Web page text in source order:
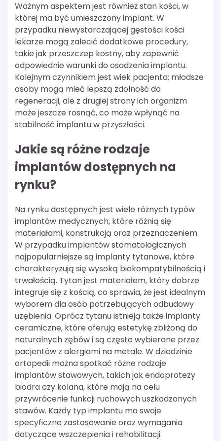
Ważnym aspektem jest również stan kości, w
której ma być umieszczony implant. W
przypadku niewystarczającej gęstości kości
lekarze mogą zalecić dodatkowe procedury,
takie jak przeszczep kostny, aby zapewnić
odpowiednie warunki do osadzenia implantu.
Kolejnym czynnikiem jest wiek pacjenta; młodsze
osoby mogą mieć lepszą zdolność do
regeneracji, ale z drugiej strony ich organizm
może jeszcze rosnąć, co może wpłynąć na
stabilność implantu w przyszłości.
Jakie są różne rodzaje
implantów dostępnych na
rynku?
Na rynku dostępnych jest wiele różnych typów
implantów medycznych, które różnią się
materiałami, konstrukcją oraz przeznaczeniem.
W przypadku implantów stomatologicznych
najpopularniejsze są implanty tytanowe, które
charakteryzują się wysoką biokompatybilnością i
trwałością. Tytan jest materiałem, który dobrze
integruje się z kością, co sprawia, że jest idealnym
wyborem dla osób potrzebujących odbudowy
uzębienia. Oprócz tytanu istnieją także implanty
ceramiczne, które oferują estetykę zbliżoną do
naturalnych zębów i są często wybierane przez
pacjentów z alergiami na metale. W dziedzinie
ortopedii można spotkać różne rodzaje
implantów stawowych, takich jak endoprotezy
biodra czy kolana, które mają na celu
przywrócenie funkcji ruchowych uszkodzonych
stawów. Każdy typ implantu ma swoje
specyficzne zastosowanie oraz wymagania
dotyczące wszczepienia i rehabilitacji.